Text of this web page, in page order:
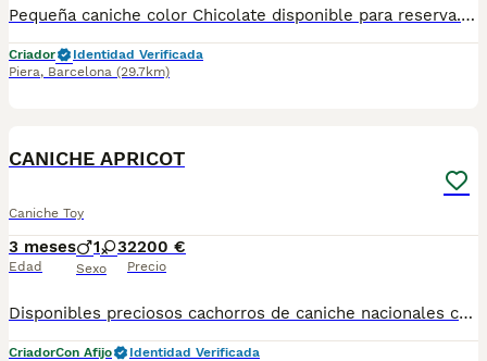
Pequeña caniche color Chicolate disponible para reserva. Centro Canino Vallbonica es mucho más que un centro de cría , es una familia comprometida con el bienestar animal y la cria responsable, por ello todos nuestros bebés nacen y se crían en nuestras instalaciones , asegurando así un correcto desarrollo y una magnífica socialización, consiguiendo en cada ejemplar un carácter juguetón y extrovertido algo primordial para su adaptación como un miembro más en tu familia . Se entregan con el carnet de vacunas con el plan correspondiente a su edad , desparasitados y microchip implantado y activado en registro de Anicom. Facilitamos junto al cachorro contrato de compra con garantías víricas de 15 días y congénitas de 1 año . Contamos con un gran equipo de profesionales entre los que se encuentran educadores, auxiliares y Veterinarios ofreciendo los controles sanitarios necesarios así como continua vigilancia asegurando su bienestar . Hacemos envíos a toda España con empresa de transporte privado, proporcionando un viaje confortable y ofreciendo las atenciones necesarias a nuestros bebés . Si estás interesado en alguno de nuestros ejemplares solicita información sin compromiso al 722269698 . También atendemos vía WhatsApp . PRECIO REAL ( incluye el IVA) . Núcleo zoológico B2501315
Criador
Identidad Verificada
Piera, Barcelona (29.7km)
CANICHE APRICOT
Caniche Toy
3 meses
Edad
1 3
Sexo
2200 €
Precio
Disponibles preciosos cachorros de caniche nacionales criados en nuestras instalaciones, en un ambiente familiar y responsable. Nuestros cachorros se entregan con cartilla de primera vacunación, vacunas correspondientes a su edad, desparasitados interna y externamente, y con microchip implantado y dado de alta. Además, realizamos un contrato de garantía que incluye: • Garantía vírica de 15 días. • Garantía congénita de 1 año. Desde la fecha de entrega del cachorro. Nos comprometemos al 100% con la salud, el bienestar y el cuidado de nuestros pequeños. Disponemos de Núcleo Zoológico Para más información, imágenes o cualquier consulta sin compromiso, pueden contactar con nosotros en los teléfonos: CRISTINA 📞 722 788 399 📞 932 514 529
CriadorCon Afijo
Identidad Verificada